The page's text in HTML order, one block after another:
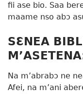
fii ase bio. Saa
maame nso abɔ
SƐNEA
Na m’abrabɔ ne
Afei, na m’ani